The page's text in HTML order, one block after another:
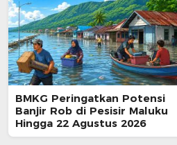
BMKG Peringatkan Potensi
Banjir Rob di Pesisir Maluku
Hingga 22 Agustus 2026